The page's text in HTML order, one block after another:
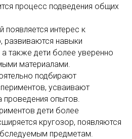
процесс подведения общих
появляется интерес к
развиваются навыки
также дети более уверенно
материалами.
подбирают
усваивают
проведения опытов.
дети более
кругозор, появляются
предметам.